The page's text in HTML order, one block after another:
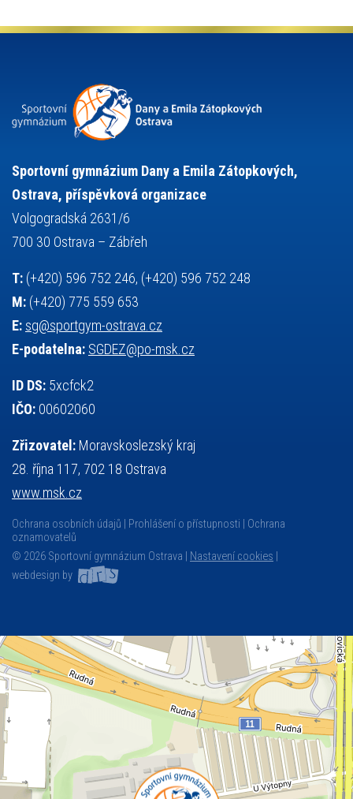
olympiáda dětí a mládeže organizace plavání
snowboarding
sportovní gymnastika sportovní lezení
stolní tenis střelba
teorie sportovní přípravy
tělesná výchova
událost
volejbal
vybavení vysvědčení vzpírání
výuka všesportovní výcvikový kurz
základy společenských věd
Sportovní gymnázium Dany a Emila Zátopkových,
Ostrava, příspěvková organizace
Volgogradská 2631/6
700 30 Ostrava – Zábřeh
T: (+420) 596 752 246, (+420) 596 752 248
M: (+420) 775 559 653
E: sg@sportgym-ostrava.cz
E-podatelna: SGDEZ@po-msk.cz
ID DS: 5xcfck2
IČO: 00602060
Zřizovatel: Moravskoslezský kraj
28. října 117, 702 18 Ostrava
www.msk.cz
Ochrana osobních údajů Prohlášení o přístupnosti
Ochrana
oznamovatelů
© 2026 Sportovní gymnázium Ostrava |
Nastavení cookies
webdesign by